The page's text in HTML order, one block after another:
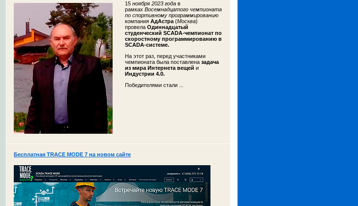
15 ноября 2023 года в
рамках Восемнадцатого чемпионата
по спортивному программированию
компания АдАстра (Москва)
провела Одиннадцатый
студенческий SCADA-чемпионат по
скоростному программированию в
SCADA-системе.
На этот раз, перед участниками
чемпионата была поставлена задача
из мира Интернета вещей и
Индустрии 4.0.
Победителями стали ...
Бесплатная TRACE MODE 7 на новом сайте